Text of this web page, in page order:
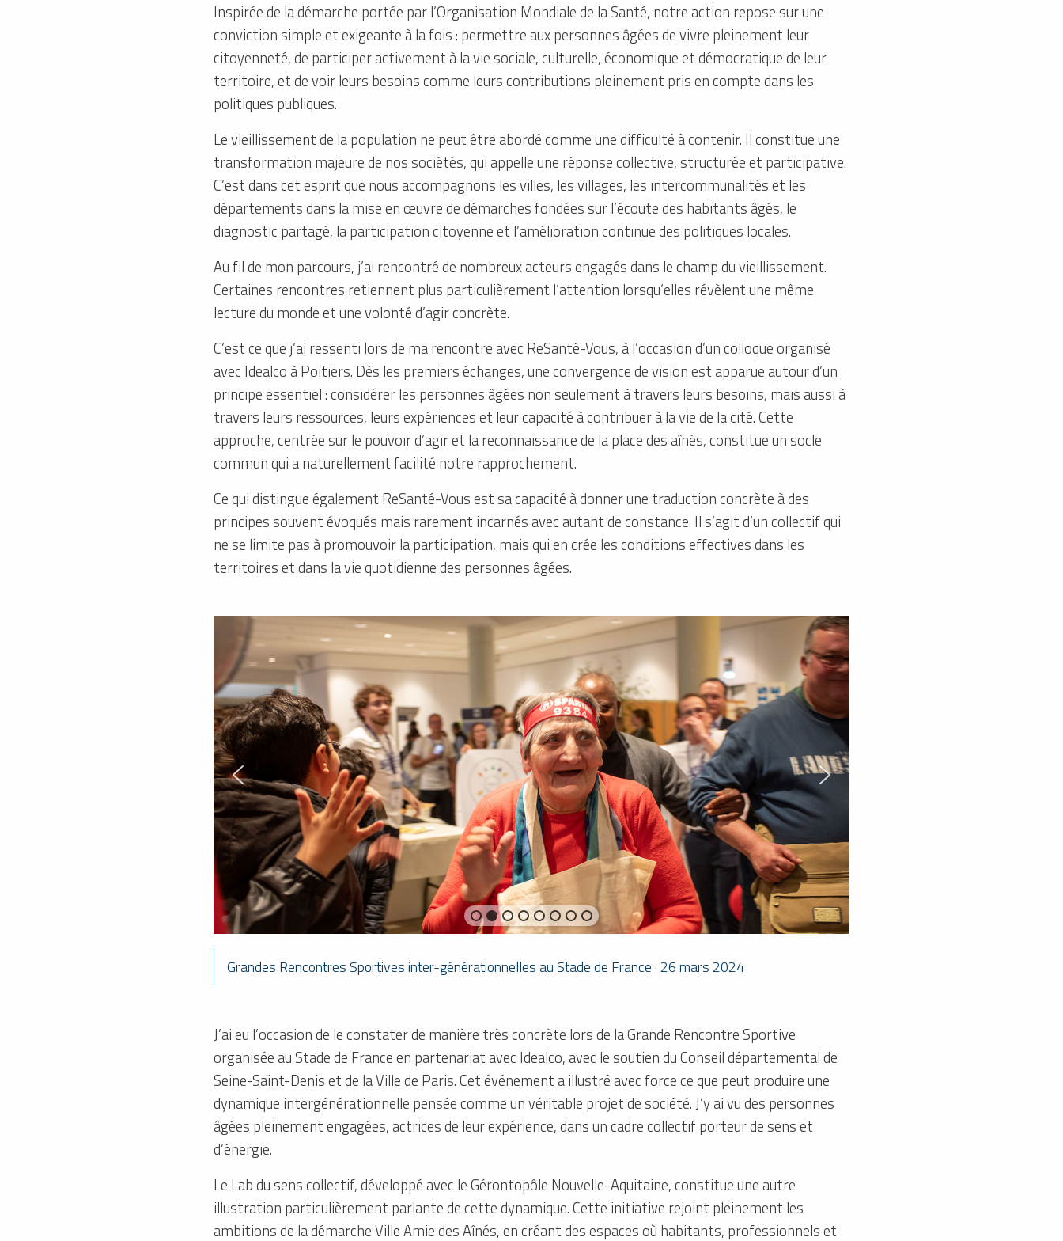
Inspirée de la démarche portée par l’Organisation Mondiale de la Santé, notre action repose sur une
conviction simple et exigeante à la fois : permettre aux personnes âgées de vivre pleinement leur
citoyenneté, de participer activement à la vie sociale, culturelle, économique et démocratique de leur
territoire, et de voir leurs besoins comme leurs contributions pleinement pris en compte dans les
politiques publiques.
Le vieillissement de la population ne peut être abordé comme une difficulté à contenir. Il constitue une
transformation majeure de nos sociétés, qui appelle une réponse collective, structurée et participative.
C’est dans cet esprit que nous accompagnons les villes, les villages, les intercommunalités et les
départements dans la mise en œuvre de démarches fondées sur l’écoute des habitants âgés, le
diagnostic partagé, la participation citoyenne et l’amélioration continue des politiques locales.
Au fil de mon parcours, j’ai rencontré de nombreux acteurs engagés dans le champ du vieillissement.
Certaines rencontres retiennent plus particulièrement l’attention lorsqu’elles révèlent une même
lecture du monde et une volonté d’agir concrète.
C’est ce que j’ai ressenti lors de ma rencontre avec ReSanté-Vous, à l’occasion d’un colloque organisé
avec Idealco à Poitiers. Dès les premiers échanges, une convergence de vision est apparue autour d’un
principe essentiel : considérer les personnes âgées non seulement à travers leurs besoins, mais aussi à
travers leurs ressources, leurs expériences et leur capacité à contribuer à la vie de la cité. Cette
approche, centrée sur le pouvoir d’agir et la reconnaissance de la place des aînés, constitue un socle
commun qui a naturellement facilité notre rapprochement.
Ce qui distingue également ReSanté-Vous est sa capacité à donner une traduction concrète à des
principes souvent évoqués mais rarement incarnés avec autant de constance. Il s’agit d’un collectif qui
ne se limite pas à promouvoir la participation, mais qui en crée les conditions effectives dans les
territoires et dans la vie quotidienne des personnes âgées.
Grandes Rencontres Sportives inter-générationnelles au Stade de France · 26 mars 2024
J’ai eu l’occasion de le constater de manière très concrète lors de la Grande Rencontre Sportive
organisée au Stade de France en partenariat avec Idealco, avec le soutien du Conseil départemental de
Seine-Saint-Denis et de la Ville de Paris. Cet événement a illustré avec force ce que peut produire une
dynamique intergénérationnelle pensée comme un véritable projet de société. J’y ai vu des personnes
âgées pleinement engagées, actrices de leur expérience, dans un cadre collectif porteur de sens et
d’énergie.
Le Lab du sens collectif, développé avec le Gérontopôle Nouvelle-Aquitaine, constitue une autre
illustration particulièrement parlante de cette dynamique. Cette initiative rejoint pleinement les
ambitions de la démarche Ville Amie des Aînés, en créant des espaces où habitants, professionnels et